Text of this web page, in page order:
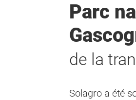
Parc
de la
Solagro a été